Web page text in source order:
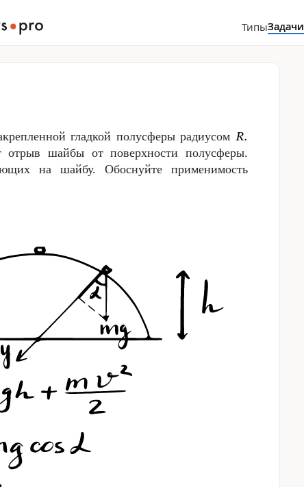
ТипыЗадачи
гладкой полусферы радиусом
шайбы от поверхности полусферы.
на шайбу. Обоснуйте применимость